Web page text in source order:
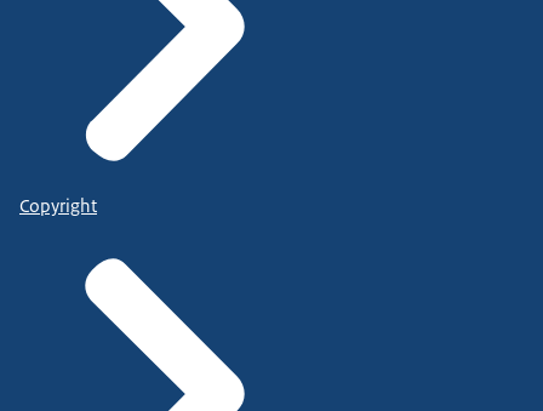
Copyright